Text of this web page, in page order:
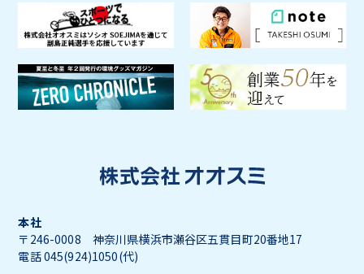
本社
〒246-0008 神奈川県横浜市瀬谷区五貫目町20番地17
電話 045(924)1050(代)